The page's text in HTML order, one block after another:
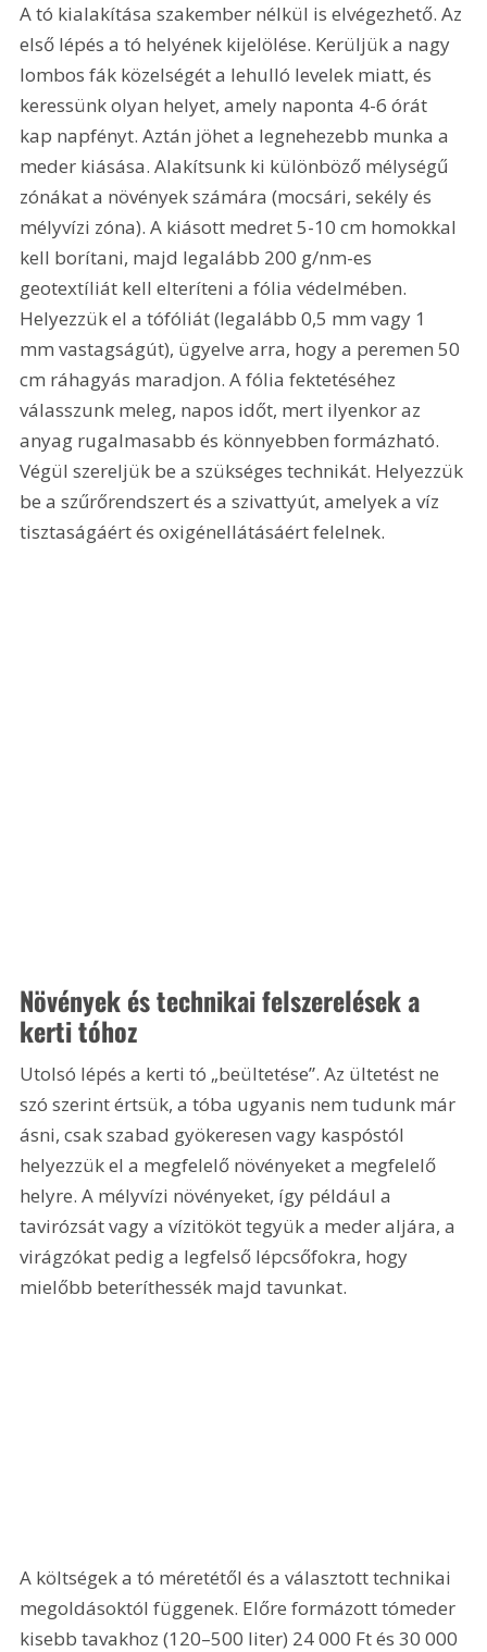
A tó kialakítása szakember nélkül is elvégezhető. Az
első lépés a tó helyének kijelölése. Kerüljük a nagy
lombos fák közelségét a lehulló levelek miatt, és
keressünk olyan helyet, amely naponta 4-6 órát
kap napfényt. Aztán jöhet a legnehezebb munka a
meder kiásása. Alakítsunk ki különböző mélységű
zónákat a növények számára (mocsári, sekély és
mélyvízi zóna). A kiásott medret 5-10 cm homokkal
kell borítani, majd legalább 200 g/nm-es
geotextíliát kell elteríteni a fólia védelmében.
Helyezzük el a tófóliát (legalább 0,5 mm vagy 1
mm vastagságút), ügyelve arra, hogy a peremen 50
cm ráhagyás maradjon. A fólia fektetéséhez
válasszunk meleg, napos időt, mert ilyenkor az
anyag rugalmasabb és könnyebben formázható.
Végül szereljük be a szükséges technikát. Helyezzük
be a szűrőrendszert és a szivattyút, amelyek a víz
tisztaságáért és oxigénellátásáért felelnek.
Növények és technikai felszerelések a
kerti tóhoz
Utolsó lépés a kerti tó „beültetése”. Az ültetést ne
szó szerint értsük, a tóba ugyanis nem tudunk már
ásni, csak szabad gyökeresen vagy kaspóstól
helyezzük el a megfelelő növényeket a megfelelő
helyre. A mélyvízi növényeket, így például a
tavirózsát vagy a vízitököt tegyük a meder aljára, a
virágzókat pedig a legfelső lépcsőfokra, hogy
mielőbb beteríthessék majd tavunkat.
A költségek a tó méretétől és a választott technikai
megoldásoktól függenek. Előre formázott tómeder
kisebb tavakhoz (120–500 liter) 24 000 Ft és 30 000